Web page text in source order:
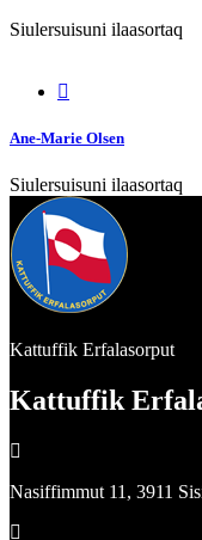
Siulersuisuni ilaasortaq
Ane-Marie Olsen
Siulersuisuni ilaasortaq
Kattuffik Erfalasorput
Kattuffik
Nasiffimmut 11, 3911